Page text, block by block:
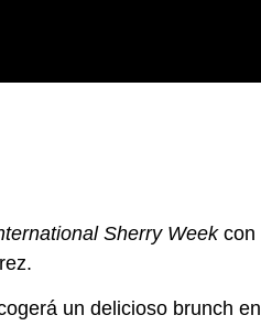
Sherry Weekcon
un delicioso brunch en